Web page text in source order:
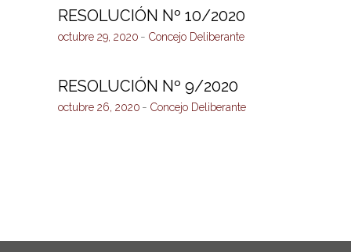
RESOLUCIÓN Nº 10/2020
octubre 29, 2020 Concejo Deliberante
RESOLUCIÓN Nº 9/2020
octubre 26, 2020 Concejo Deliberante